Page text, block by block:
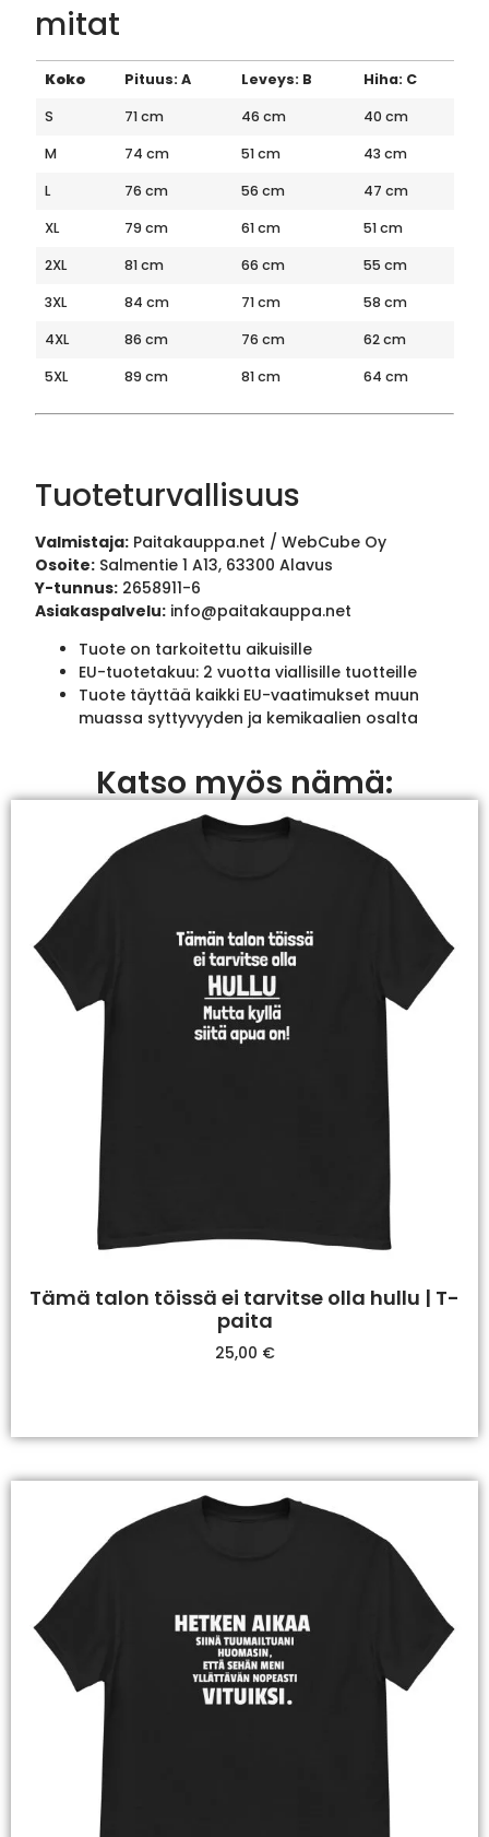
mitat
Koko Pituus: A Leveys: B
Hiha: C
S
71 cm 46 cm
40 cm
M
74 cm 51 cm
43 cm
L
76 cm 56 cm
47 cm
XL
79 cm 61 cm
51 cm
2XL
81 cm 66 cm
55 cm
3XL
84 cm 71 cm
58 cm
4XL
86 cm 76 cm
62 cm
5XL
89 cm 81 cm 64 cm
Tuoteturvallisuus
Valmistaja: Paitakauppa.net / WebCube Oy
Osoite: Salmentie 1 A13, 63300 Alavus
Y-tunnus: 2658911-6
Asiakaspalvelu: info@paitakauppa.net
Tuote on tarkoitettu aikuisille
EU-tuotetakuu: 2 vuotta viallisille tuotteille
Tuote täyttää kaikki EU-vaatimukset muun
muassa syttyvyyden ja kemikaalien osalta
Katso myös nämä:
Tämä talon töissä ei tarvitse olla hullu | T-
paita
25,00 €